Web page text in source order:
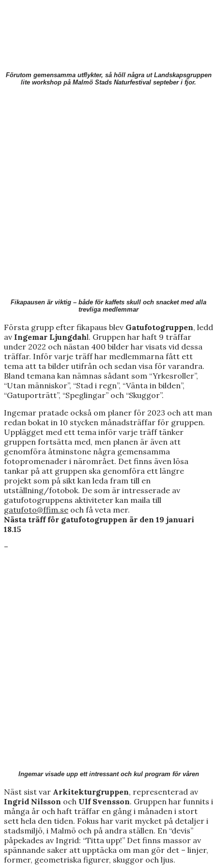
Förutom gemensamma utflykter, så höll några ut Landskapsgruppen
lite workshop på Malmö Stads Naturfestival septeber i fjor.
Fikapausen är viktig – både för kaffets skull och snacket med alla
trevliga medlemmar
Första grupp efter fikapaus blev Gatufotogruppen, ledd
av Ingemar Ljungdahl. Gruppen har haft 9 träffar
under 2022 och nästan 400 bilder har visats vid dessa
träffar. Inför varje träff har medlemmarna fått ett
tema att ta bilder utifrån och sedan visa för varandra.
Bland temana kan nämnas sådant som “Yrkesroller”,
“Utan människor”, “Stad i regn”, “Vänta in bilden”,
“Gatuporträtt”, “Speglingar” och “Skuggor”.
Ingemar pratade också om planer för 2023 och att man
redan bokat in 10 stycken månadsträffar för gruppen.
Upplägget med ett tema inför varje träff tänker
gruppen fortsätta med, men planen är även att
genomföra åtminstone några gemensamma
fotopromenader i närområet. Det finns även lösa
tankar på att gruppen ska genomföra ett längre
projekt som på sikt kan leda fram till en
utställning/fotobok. De som är intresserade av
gatufotogruppens aktiviteter kan maila till
gatufoto@ffim.se och få veta mer.
Nästa träff för gatufotogruppen är den 19 januari
18.15
–
Ingemar visade upp ett intressant och kul program för våren
Näst sist var Arkitekturgruppen, representerad av
Ingrid Nilsson och Ulf Svensson. Gruppen har funnits i
många år och haft träffar en gång i månaden i stort
sett hela den tiden. Fokus har varit mycket på detaljer i
stadsmiljö, i Malmö och på andra ställen. En “devis”
påpekades av Ingrid: “Titta upp!” Det finns massor av
spännande saker att upptäcka om man gör det – linjer,
former, geometriska figurer, skuggor och ljus.